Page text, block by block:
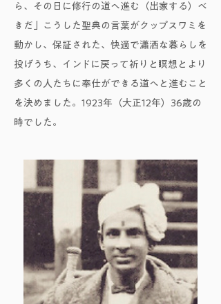
ら、その日に修行の道へ進む（出家する）べ
きだ」こうした聖典の言葉がクップスワミを
動かし、保証された、快適で瀟洒な暮らしを
投げうち、インドに戻って祈りと瞑想とより
多くの人たちに奉仕ができる道へと進むこと
を決めました。1923年（大正12年）36歳の
時でした。